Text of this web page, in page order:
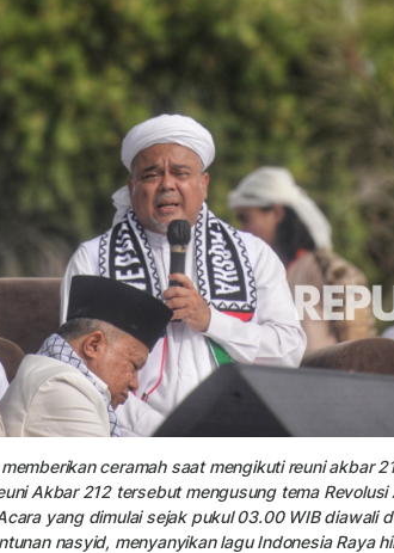
ceramah saat mengikuti reuni akbar
Akbar 212 tersebut mengusung tema
yang dimulai sejak pukul 03.00 WIB diawali
nasyid, menyanyikan lagu Indonesia Raya